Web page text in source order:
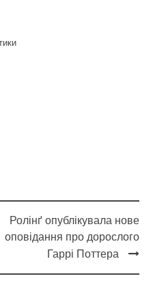
Ролінґ опублікувала нове
оповідання про дорослого
Гаррі Поттера